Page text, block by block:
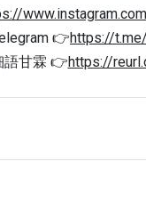
👉https://
語甘霖 👉https://